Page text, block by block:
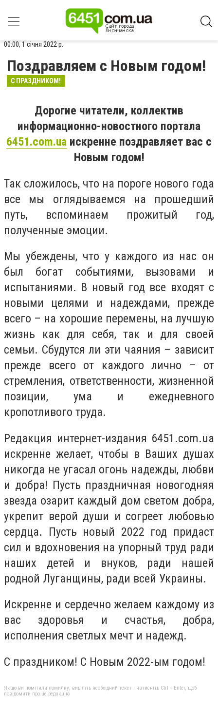
00:00, 1 січня 2022 р.
Поздравляем с Новым годом!
С ПРАЗДНИКОМ!
Дорогие читатели, коллектив
информационно-новостного портала
6451.com.ua искренне поздравляет вас с
Новым годом!
Так сложилось, что на пороге нового года
все мы оглядываемся на прошедший
путь, вспоминаем прожитый год,
полученные эмоции.
Мы убеждены, что у каждого из нас он
был богат событиями, вызовами и
испытаниями. В новый год все входят с
новыми целями и надеждами, прежде
всего – на хорошие перемены, на лучшую
жизнь как для себя, так и для своей
семьи. Сбудутся ли эти чаяния – зависит
прежде всего от каждого лично – от
стремления, ответственности, жизненной
позиции, ума и ежедневного
кропотливого труда.
Редакция интернет-издания 6451.com.ua
искренне желает, чтобы в Ваших душах
никогда не угасал огонь надежды, любви
и добра! Пусть праздничная новогодняя
звезда озарит каждый дом светом добра,
укрепит верой души и согреет любовью
сердца. Пусть новый 2022 год придаст
сил и вдохновения на упорный труд ради
наших детей и внуков, ради нашей
родной Луганщины, ради всей Украины.
Искренне и сердечно желаем каждому из
вас здоровья и счастья, добра,
исполнения светлых мечт и надежд.
С праздником! С Новым 2022-ым годом!
Якщо ви помітили помилку, виділіть необхідний текст і натисніть Ctrl + Enter, щоб
повідомити про це редакцію